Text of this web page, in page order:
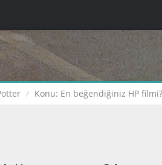
Konu: En beğendiğiniz HP filmi?